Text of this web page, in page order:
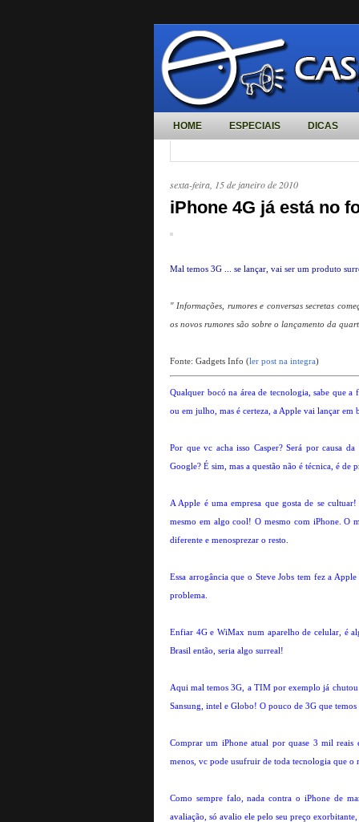
HOME ESPECIAIS DICAS
sexta-feira, 15 de janeiro de 2010
iPhone 4G já está no
Mal temos 3G ... se lançar, vai ser um produto
" Informações, rumores e conversas secretas
os novos rumores são sobre o lançamento da
Fonte: Gadgets Info (ler post na integra)
Qualquer bocó na área de tecnologia, sabe que
ou em julho, mas é certeza, a Apple vai lançar
Por que vc acha isso Casper? Será por causa
Google? É sim, mas a questão não é técnica, é de
A Apple é uma empresa que gosta de se
mesmo em algo cool! O mesmo com iPhone. O
diferente e menosprezar o resto.
Essa arrogância que o Steve Jobs tem fez a
problema.
Enfiar 4G e WiMax num aparelho de celular, é
Brasil então, seria algo surreal!
Aqui mal temos 3G, a TIM por exemplo já
Sansung, intel e Globo! O pouco de 3G que
Comprar um iPhone atual por quase 3 mil reais
menos, vc pode usufruir de toda tecnologia que o
Como sempre falo, nada contra o iPhone de
avaliação, só avalio ele pelo seu preço